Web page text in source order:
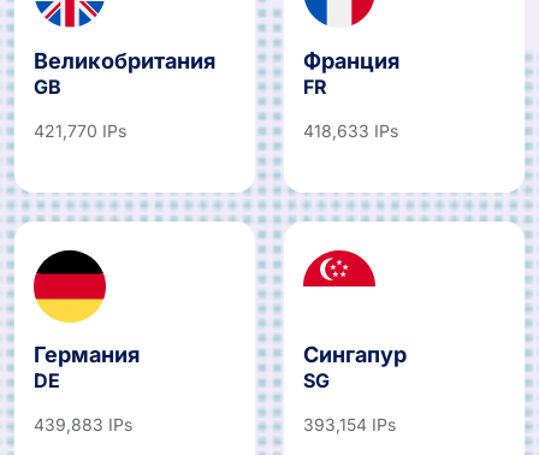
Великобритания
GB FR
DE
Сингапур
SG